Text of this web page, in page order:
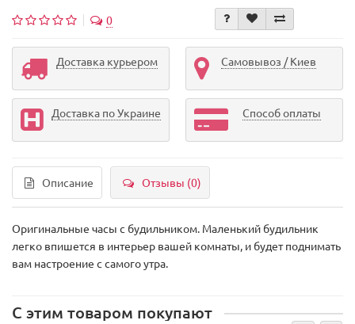
0
Доставка курьером Самовывоз / Киев
Доставка по Украине Способ оплаты
Описание Отзывы (0)
Оригинальные часы с будильником. Маленький будильник
легко впишется в интерьер вашей комнаты, и будет поднимать
вам настроение с самого утра.
С этим товаром покупают